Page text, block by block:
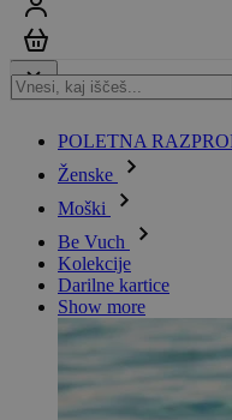
POLETNA
Ženske
Moški
Be Vuch
Kolekcije
Darilne kartice
Show more